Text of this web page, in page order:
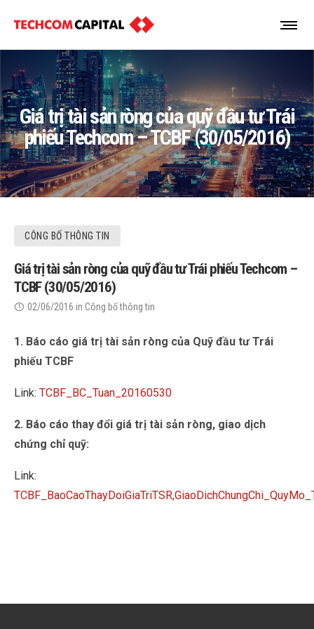
Giá trị tài sản ròng của quỹ đầu tư Trái
phiếu Techcom – TCBF (30/05/2016)
CÔNG BỐ THÔNG TIN
Giá trị tài sản ròng của quỹ đầu tư Trái phiếu Techcom –
TCBF (30/05/2016)
02/06/2016 in Công bố thông tin
1. Báo cáo giá trị tài sản ròng của Quỹ đầu tư Trái
phiếu TCBF
Link: TCBF_BC_Tuan_20160530
2. Báo cáo thay đổi giá trị tài sản ròng, giao dịch
chứng chỉ quỹ:
Link: